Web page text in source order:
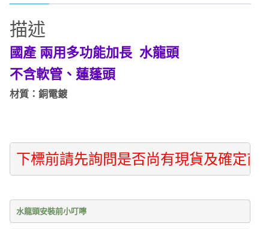
F-
096-
3
兩
用
多
加
水
數
描述
國產 兩用多功能加長 水龍頭
不含軟管、蓮蓬頭
材質：銅電鍍
下標前請先詢問是否尚有現貨及確定
水龍頭安裝前小叮嚀